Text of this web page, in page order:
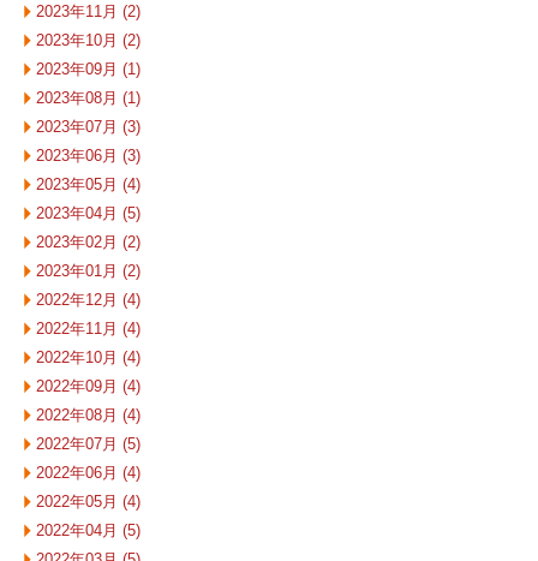
2023年11月 (2)
2023年10月 (2)
2023年09月 (1)
2023年08月 (1)
2023年07月 (3)
2023年06月 (3)
2023年05月 (4)
2023年04月 (5)
2023年02月 (2)
2023年01月 (2)
2022年12月 (4)
2022年11月 (4)
2022年10月 (4)
2022年09月 (4)
2022年08月 (4)
2022年07月 (5)
2022年06月 (4)
2022年05月 (4)
2022年04月 (5)